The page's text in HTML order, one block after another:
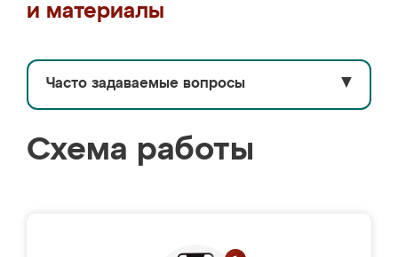
и материалы
Часто задаваемые вопросы ▼
Схема работы